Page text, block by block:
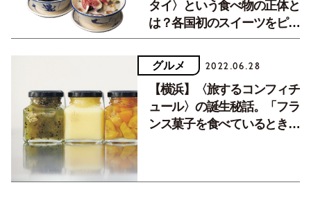
タイ〉という食べ物の正体と
は？各国初のスイーツをピッ
クアップ！
グルメ 2022.06.28
【横浜】〈旅するコンフィチ
ュール〉の誕生秘話。「フラ
ンス菓子を食べているときの